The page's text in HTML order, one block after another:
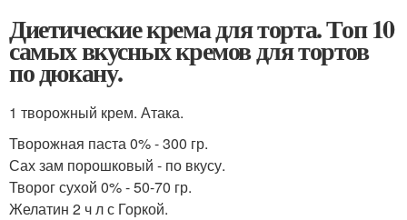
Диетические крема для торта. Топ 10
самых вкусных кремов для тортов
по дюкану.
1 творожный крем. Атака.
Творожная паста 0% - 300 гр.
Сах зам порошковый - по вкусу.
Творог сухой 0% - 50-70 гр.
Желатин 2 ч л с Горкой.